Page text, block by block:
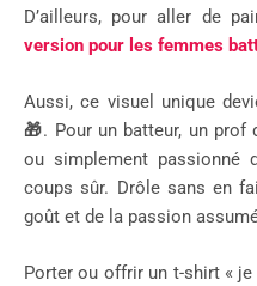
D’ailleurs, pour aller de
version pour les femmes
Aussi, ce visuel unique
🎁. Pour un batteur, un
ou simplement passionné
coups sûr. Drôle sans en
goût et de la passion
Porter ou offrir un t-shirt « je